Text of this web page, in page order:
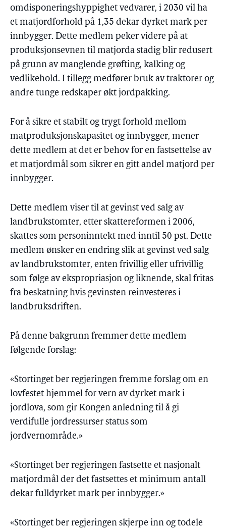
omdisponeringshyppighet vedvarer, i 2030 vil ha
et matjordforhold på 1,35 dekar dyrket mark per
innbygger. Dette medlem peker videre på at
produksjonsevnen til matjorda stadig blir redusert
på grunn av manglende grøfting, kalking og
vedlikehold. I tillegg medfører bruk av traktorer og
andre tunge redskaper økt jordpakking.
For å sikre et stabilt og trygt forhold mellom
matproduksjonskapasitet og innbygger, mener
dette medlem at det er behov for en fastsettelse av
et matjordmål som sikrer en gitt andel matjord per
innbygger.
Dette medlem viser til at gevinst ved salg av
landbrukstomter, etter skattereformen i 2006,
skattes som personinntekt med inntil 50 pst. Dette
medlem ønsker en endring slik at gevinst ved salg
av landbrukstomter, enten frivillig eller ufrivillig
som følge av ekspropriasjon og liknende, skal fritas
fra beskatning hvis gevinsten reinvesteres i
landbruksdriften.
På denne bakgrunn fremmer dette medlem
følgende forslag:
«Stortinget ber regjeringen fremme forslag om en
lovfestet hjemmel for vern av dyrket mark i
jordlova, som gir Kongen anledning til å gi
verdifulle jordressurser status som
jordvernområde.»
«Stortinget ber regjeringen fastsette et nasjonalt
matjordmål der det fastsettes et minimum antall
dekar fulldyrket mark per innbygger.»
«Stortinget ber regjeringen skjerpe inn og todele